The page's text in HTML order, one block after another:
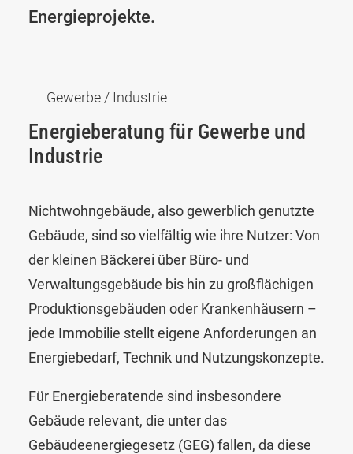
Energieprojekte.
Gewerbe / Industrie
Energieberatung für Gewerbe und
Industrie
Nichtwohngebäude, also gewerblich genutzte
Gebäude, sind so vielfältig wie ihre Nutzer: Von
der kleinen Bäckerei über Büro- und
Verwaltungsgebäude bis hin zu großflächigen
Produktionsgebäuden oder Krankenhäusern –
jede Immobilie stellt eigene Anforderungen an
Energiebedarf, Technik und Nutzungskonzepte.
Für Energieberatende sind insbesondere
Gebäude relevant, die unter das
Gebäudeenergiegesetz (GEG) fallen, da diese